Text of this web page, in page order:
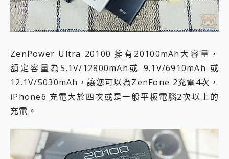
ZenPower Ultra 20100 擁有20100mAh大容量，
額定容量為5.1V/12800mAh或 9.1V/6910mAh 或
12.1V/5030mAh，讓您可以為ZenFone 2充電4次，
iPhone6 充電大於四次或是一般平板電腦2次以上的
充電。